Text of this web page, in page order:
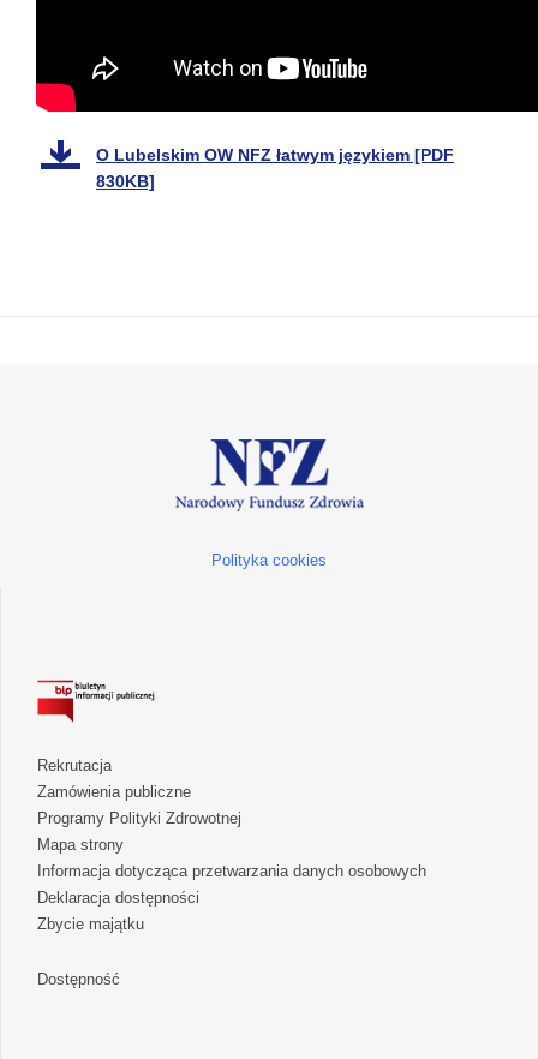
O Lubelskim OW NFZ łatwym językiem [PDF
830KB]
Polityka cookies
Rekrutacja
Zamówienia publiczne
Programy Polityki Zdrowotnej
Mapa strony
Informacja dotycząca przetwarzania danych osobowych
Deklaracja dostępności
Zbycie majątku
Dostępność